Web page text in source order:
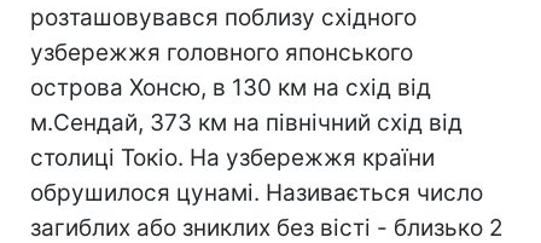
розташовувався поблизу східного
узбережжя головного японського
острова Хонсю, в 130 км на схід від
м.Сендай, 373 км на північний схід від
столиці Токіо. На узбережжя країни
обрушилося цунамі. Називається число
загиблих або зниклих без вісті - близько 2